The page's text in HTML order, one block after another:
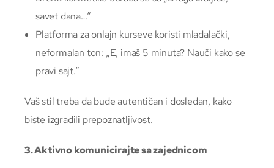
savet dana…“
Platforma za onlajn kurseve koristi mladalački,
neformalan ton: „E, imaš 5 minuta? Nauči kako se
pravi sajt.“
Vaš stil treba da bude autentičan i dosledan, kako
biste izgradili prepoznatljivost.
3. Aktivno komunicirajte sa zajednicom